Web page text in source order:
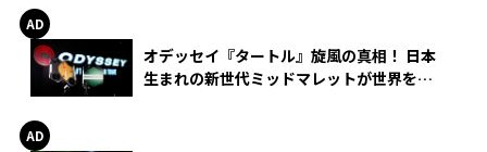
オデッセイ『タートル』旋風の真相！ 日本
生まれの新世代ミッドマレットが世界を席